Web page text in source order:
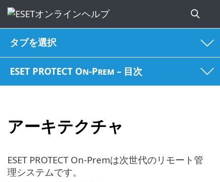
タブを選択
ESET PROTECT On-Prem – 目次
アーキテクチャ
ESET PROTECT On-Premは次世代のリモート管
理システムです。